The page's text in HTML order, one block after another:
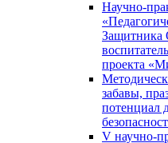
Научно-
Защитника
проекта
забавы,
потенциал
V научно-